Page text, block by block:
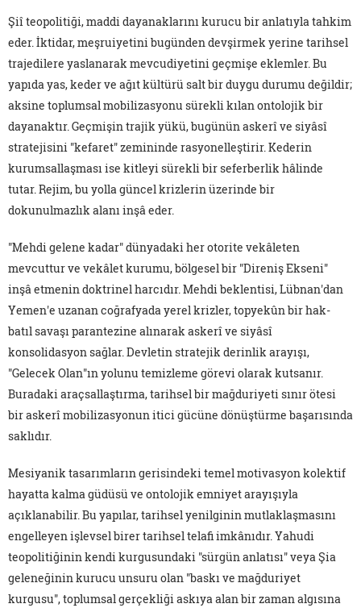
Şiî teopolitiği, maddi dayanaklarını kurucu bir anlatıyla tahkim
eder. İktidar, meşruiyetini bugünden devşirmek yerine tarihsel
trajedilere yaslanarak mevcudiyetini geçmişe eklemler. Bu
yapıda yas, keder ve ağıt kültürü salt bir duygu durumu değildir;
aksine toplumsal mobilizasyonu sürekli kılan ontolojik bir
dayanaktır. Geçmişin trajik yükü, bugünün askerî ve siyâsî
stratejisini "kefaret" zemininde rasyonelleştirir. Kederin
kurumsallaşması ise kitleyi sürekli bir seferberlik hâlinde
tutar. Rejim, bu yolla güncel krizlerin üzerinde bir
dokunulmazlık alanı inşâ eder.
"Mehdi gelene kadar" dünyadaki her otorite vekâleten
mevcuttur ve vekâlet kurumu, bölgesel bir "Direniş Ekseni"
inşâ etmenin doktrinel harcıdır. Mehdi beklentisi, Lübnan'dan
Yemen'e uzanan coğrafyada yerel krizler, topyekûn bir hak-
batıl savaşı parantezine alınarak askerî ve siyâsî
konsolidasyon sağlar. Devletin stratejik derinlik arayışı,
"Gelecek Olan"ın yolunu temizleme görevi olarak kutsanır.
Buradaki araçsallaştırma, tarihsel bir mağduriyeti sınır ötesi
bir askerî mobilizasyonun itici gücüne dönüştürme başarısında
saklıdır.
Mesiyanik tasarımların gerisindeki temel motivasyon kolektif
hayatta kalma güdüsü ve ontolojik emniyet arayışıyla
açıklanabilir. Bu yapılar, tarihsel yenilginin mutlaklaşmasını
engelleyen işlevsel birer tarihsel telafi imkânıdır. Yahudi
teopolitiğinin kendi kurgusundaki "sürgün anlatısı" veya Şia
geleneğinin kurucu unsuru olan "baskı ve mağduriyet
kurgusu", toplumsal gerçekliği askıya alan bir zaman algısına